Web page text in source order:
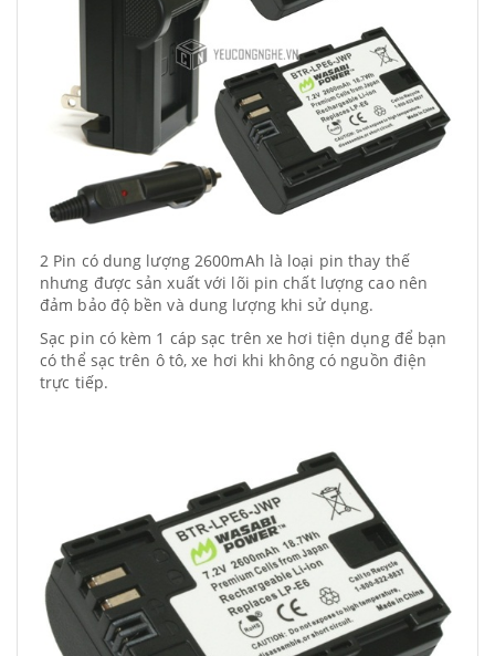
2 Pin có dung lượng 2600mAh là loại pin thay thế
nhưng được sản xuất với lõi pin chất lượng cao nên
đảm bảo độ bền và dung lượng khi sử dụng.
Sạc pin có kèm 1 cáp sạc trên xe hơi tiện dụng để bạn
có thể sạc trên ô tô, xe hơi khi không có nguồn điện
trực tiếp.